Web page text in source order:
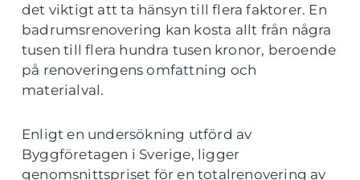
det viktigt att ta hänsyn till flera faktorer. En
badrumsrenovering kan kosta allt från några
tusen till flera hundra tusen kronor, beroende
på renoveringens omfattning och
materialval.
Enligt en undersökning utförd av
Byggföretagen i Sverige, ligger
genomsnittspriset för en totalrenovering av